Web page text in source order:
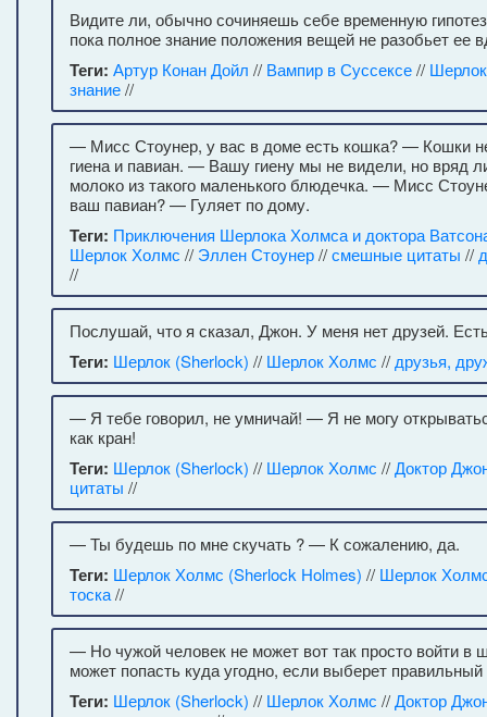
Видите ли, обычно сочиняешь себе временную
пока полное знание положения вещей не разобьет ее
Теги: Артур Конан Дойл // Вампир в Суссексе//
знание//
— Мисс Стоунер, у вас в доме есть кошка? — Кошки
гиена и павиан. — Вашу гиену мы не видели, но вряд
молоко из такого маленького блюдечка. — Мисс
ваш павиан? — Гуляет по дому.
Теги: Приключения Шерлока Холмса и доктора
Шерлок Холмс // Эллен Стоунер//смешные цитаты //
//
Послушай, что я сказал, Джон. У меня нет друзей.
Теги: Шерлок (Sherlock) // Шерлок Холмс // друзья,
— Я тебе говорил, не умничай! — Я не могу
как кран!
Теги: Шерлок (Sherlock) // Шерлок Холмс //Доктор
цитаты //
— Ты будешь по мне скучать ? — К сожалению, да.
Теги: Шерлок Холмс (Sherlock Holmes) // Шерлок
тоска//
— Но чужой человек не может вот так просто войти в
может попасть куда угодно, если выберет
Теги: Шерлок (Sherlock) // Шерлок Холмс //Доктор